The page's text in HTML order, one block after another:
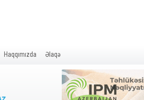
Haqqımızda Əlaqə